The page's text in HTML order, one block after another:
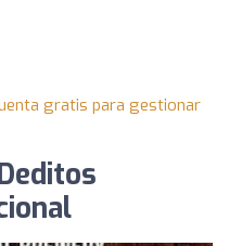
gratis para gestionar